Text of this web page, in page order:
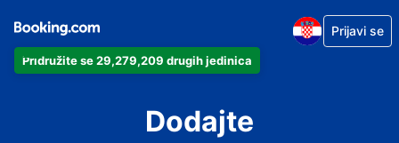
Pridružite se 29,279,209 drugih jedinica
Prijavi se
Dodajte
svoj apartman
svoj hotel